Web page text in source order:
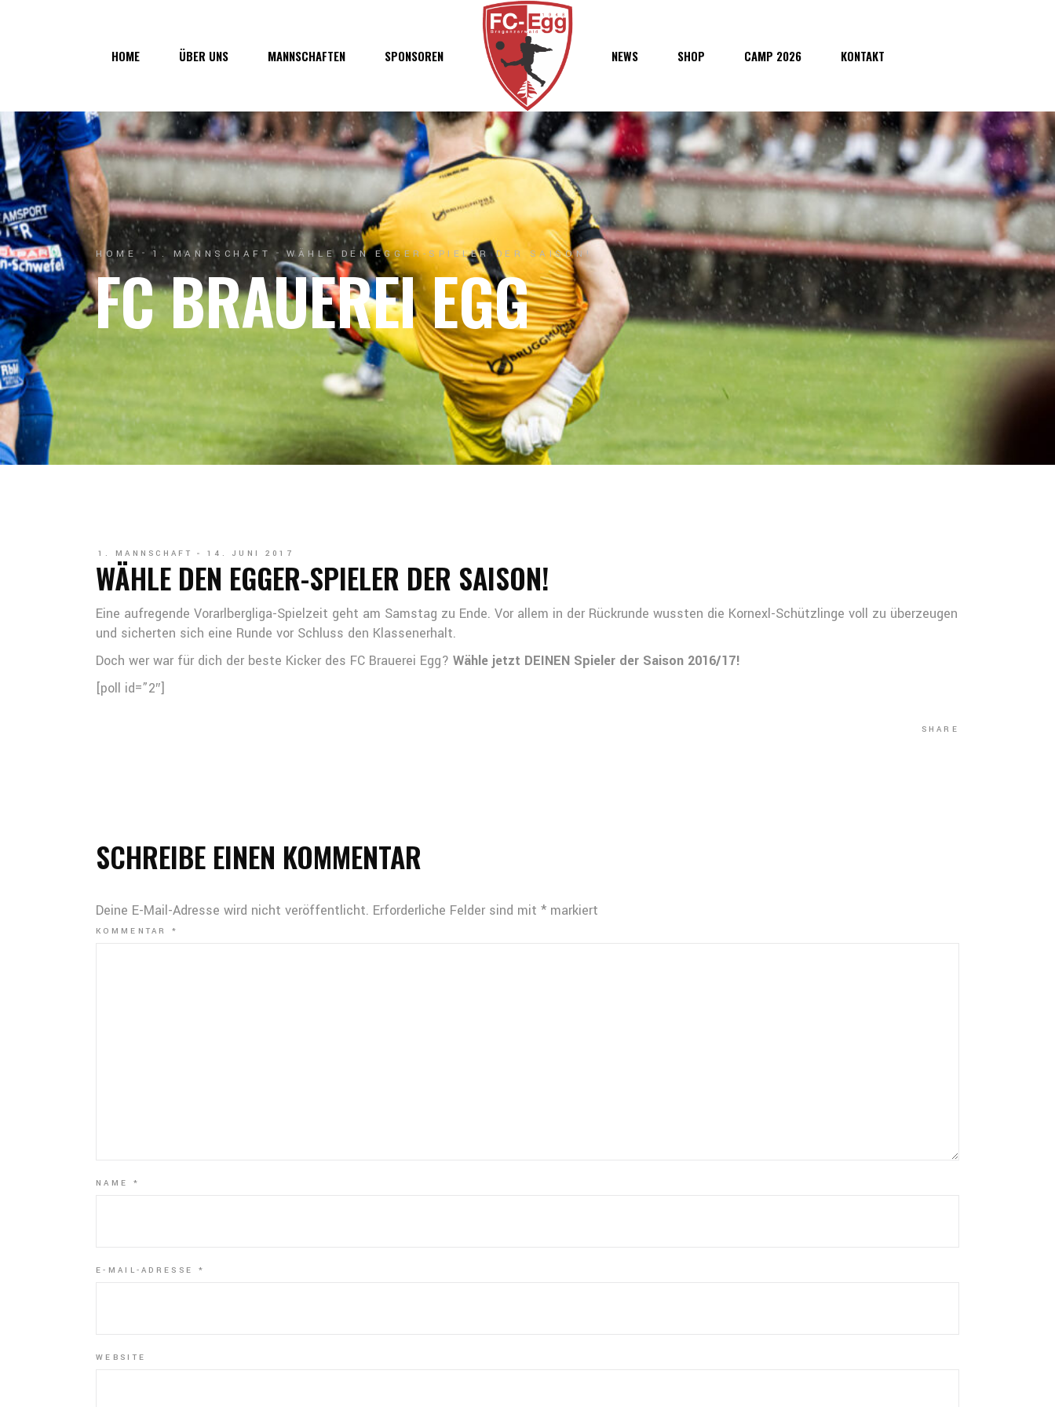
HOME ÜBER UNS
Über uns
Vorstand
Geschichte
Junkerau
MANNSCHAFTEN
1. Mannschaft
1b-Mannschaft
Nachwuchs
SPONSOREN NEWS SHOP CAMP 2026 KONTAKT
Junkerau
HOME 1. MANNSCHAFT WÄHLE DEN EGGER-SPIELER DER SAISON!
FC BRAUEREI EGG
1. MANNSCHAFT 14. JUNI 2017
WÄHLE DEN EGGER-SPIELER DER SAISON!
Eine aufregende Vorarlbergliga-Spielzeit geht am Samstag zu Ende. Vor allem in der Rückrunde wussten die Kornexl-Schützlinge voll zu überzeugen
und sicherten sich eine Runde vor Schluss den Klassenerhalt.
Doch wer war für dich der beste Kicker des FC Brauerei Egg? Wähle jetzt DEINEN Spieler der Saison 2016/17!
[poll id=”2″]
SHARE
SCHREIBE EINEN KOMMENTAR
Deine E-Mail-Adresse wird nicht veröffentlicht. Erforderliche Felder sind mit * markiert
KOMMENTAR*
NAME *
E-MAIL-ADRESSE *
WEBSITE